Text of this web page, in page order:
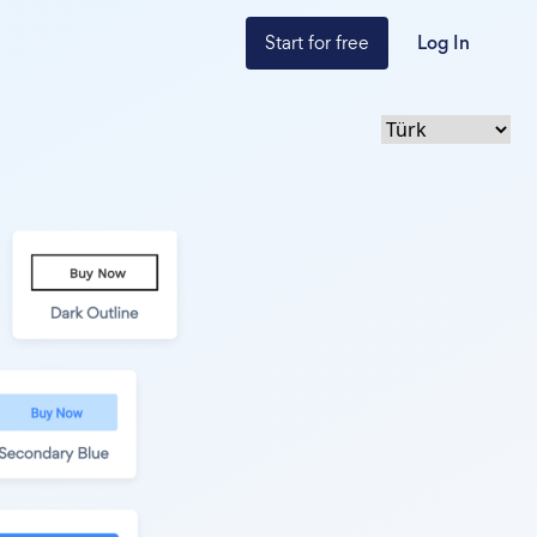
Start for free Log In